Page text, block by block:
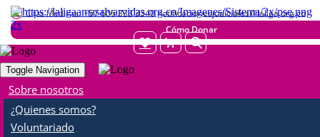
Citas Médicas: +57 606 333 3340 notificacionesjudiciales@laliga.org.co
Cómo Donar
Toggle Navigation
Sobre nosotros
¿Quienes somos?
VoluntariadoDía mundial de la higiene de